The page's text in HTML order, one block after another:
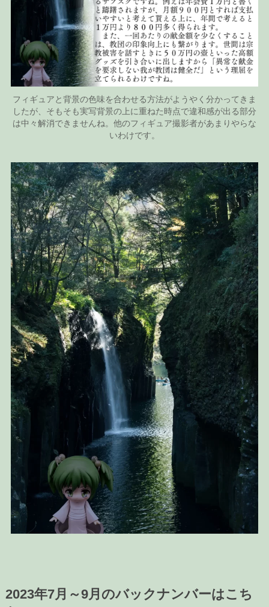
フィギュアと背景の色味を合わせる方法がようやく分かってきま
したが、そもそも実写背景の上に重ねた時点で違和感が出る部分
は中々解消できませんね。他のフィギュア撮影者があまりやらな
いわけです。
2023年7月～9月のバックナンバーはこち